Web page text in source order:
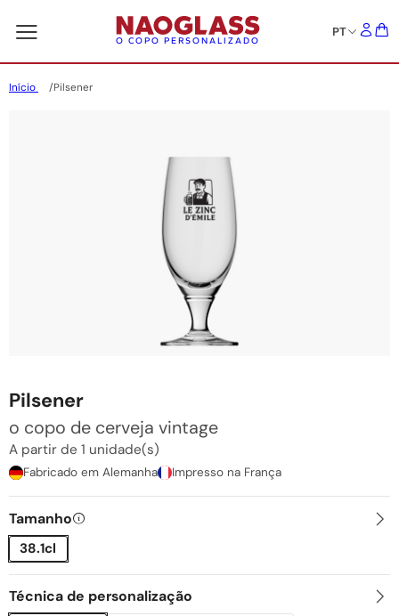
O COPO PERSONALIZADO
PT
Início Pilsener
Pilsener
o copo de cerveja vintage
A partir de 1 unidade(s)
Fabricado em Alemanha Impresso na França
Tamanho
38.1cl
Técnica de personalização